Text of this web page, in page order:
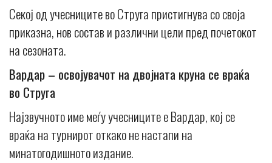
Секој од учесниците во Струга пристигнува со своја
приказна, нов состав и различни цели пред почетокот
на сезоната.
Вардар – освојувачот на двојната круна се враќа
во Струга
Најзвучното име меѓу учесниците е Вардар, кој се
враќа на турнирот откако не настапи на
минатогодишното издание.